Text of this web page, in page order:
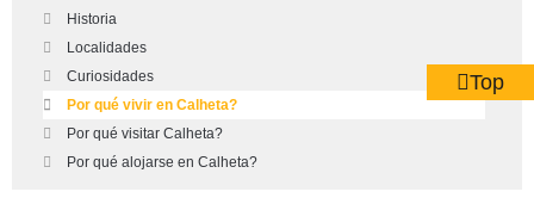
Historia
Localidades
Curiosidades
Por qué vivir en Calheta?
Por qué visitar Calheta?
Por qué alojarse en Calheta?
Top